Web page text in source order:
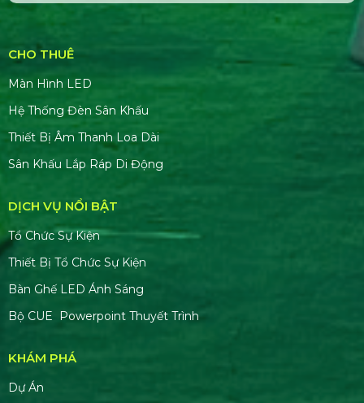
CHO THUÊ
Màn Hình LED
Hệ Thống Đèn Sân Khấu
Thiết Bị Âm Thanh Loa Dài
Sân Khấu Lắp Ráp Di Động
DỊCH VỤ NỔI BẬT
Tổ Chức Sự Kiện
Thiết Bị Tổ Chức Sự Kiện
Bàn Ghế LED Ánh Sáng
Bộ CUE Powerpoint Thuyết Trình
KHÁM PHÁ
Dự Án